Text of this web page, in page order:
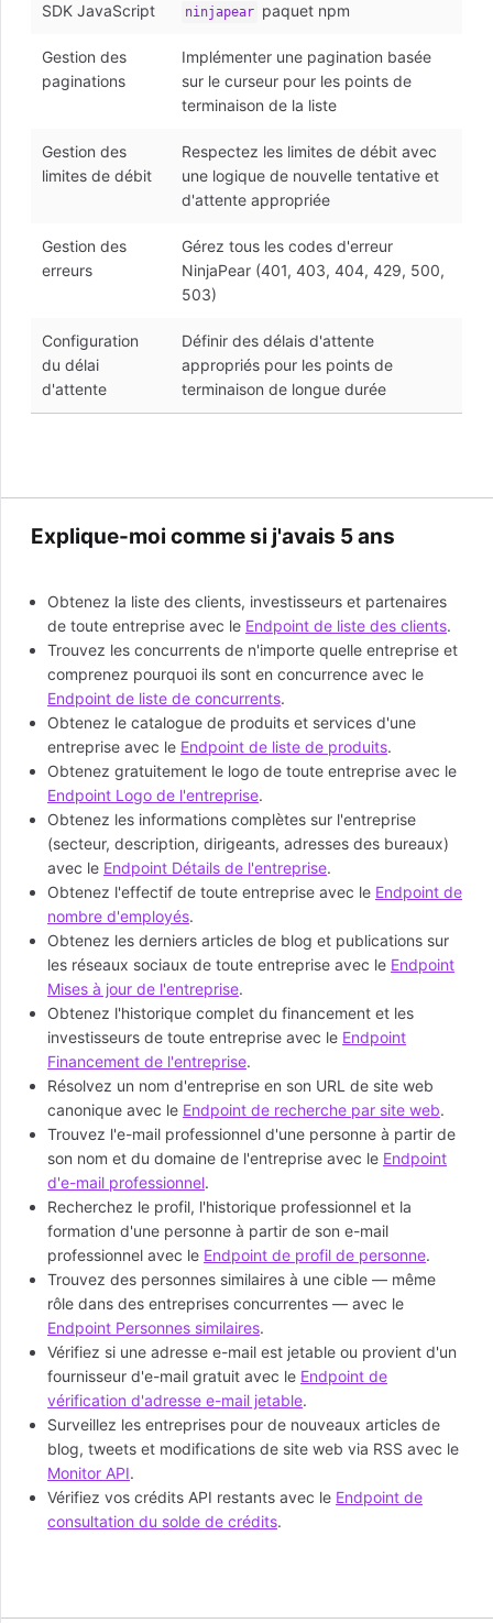
SDK JavaScript
ninjapear paquet npm
Gestion des
paginations
Implémenter une pagination basée
sur le curseur pour les points de
terminaison de la liste
Gestion des
limites de débit
Respectez les limites de débit avec
une logique de nouvelle tentative et
d'attente appropriée
Gestion des
erreurs
Gérez tous les codes d'erreur
NinjaPear (401, 403, 404, 429, 500,
503)
Configuration
du délai
d'attente
Définir des délais d'attente
appropriés pour les points de
terminaison de longue durée
Explique-moi comme si j'avais 5 ans
Obtenez la liste des clients, investisseurs et partenaires
de toute entreprise avec le Endpoint de liste des clients.
Trouvez les concurrents de n'importe quelle entreprise et
comprenez pourquoi ils sont en concurrence avec le
Endpoint de liste de concurrents.
Obtenez le catalogue de produits et services d'une
entreprise avec le Endpoint de liste de produits.
Obtenez gratuitement le logo de toute entreprise avec le
Endpoint Logo de l'entreprise.
Obtenez les informations complètes sur l'entreprise
(secteur, description, dirigeants, adresses des bureaux)
avec le Endpoint Détails de l'entreprise.
Obtenez l'effectif de toute entreprise avec le Endpoint de
nombre d'employés.
Obtenez les derniers articles de blog et publications sur
les réseaux sociaux de toute entreprise avec le Endpoint
Mises à jour de l'entreprise.
Obtenez l'historique complet du financement et les
investisseurs de toute entreprise avec le Endpoint
Financement de l'entreprise.
Résolvez un nom d'entreprise en son URL de site web
canonique avec le Endpoint de recherche par site web.
Trouvez l'e-mail professionnel d'une personne à partir de
son nom et du domaine de l'entreprise avec le Endpoint
d'e-mail professionnel.
Recherchez le profil, l'historique professionnel et la
formation d'une personne à partir de son e-mail
professionnel avec le Endpoint de profil de personne.
Trouvez des personnes similaires à une cible — même
rôle dans des entreprises concurrentes — avec le
Endpoint Personnes similaires.
Vérifiez si une adresse e-mail est jetable ou provient d'un
fournisseur d'e-mail gratuit avec le Endpoint de
vérification d'adresse e-mail jetable.
Surveillez les entreprises pour de nouveaux articles de
blog, tweets et modifications de site web via RSS avec le
Monitor API.
Vérifiez vos crédits API restants avec le Endpoint de
consultation du solde de crédits.